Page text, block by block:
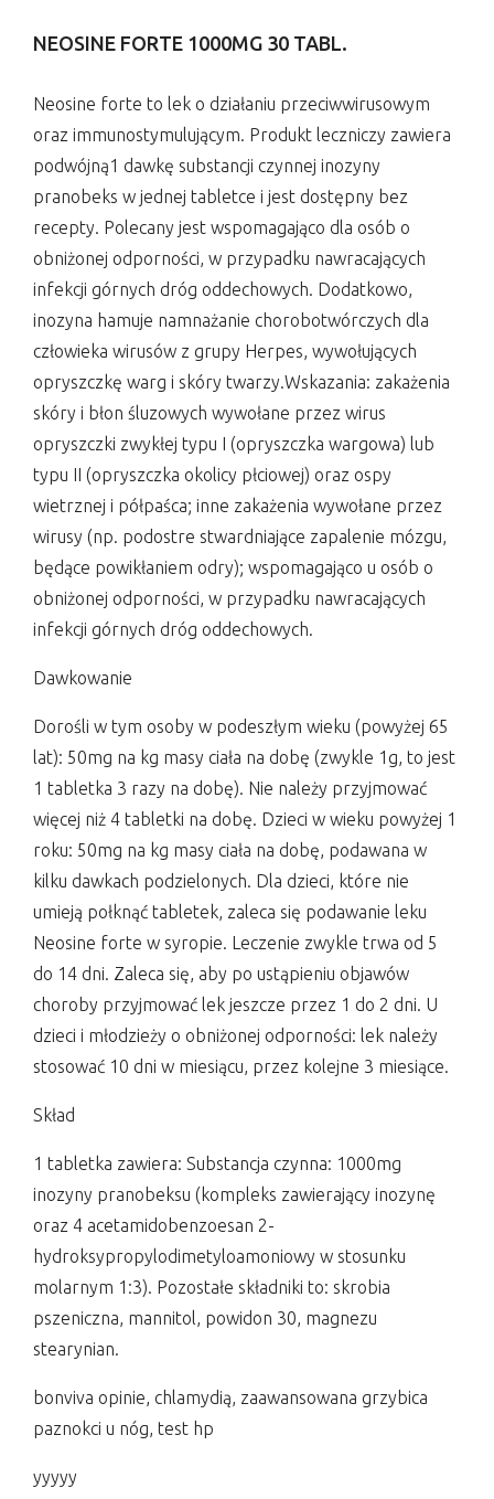
NEOSINE FORTE 1000MG 30 TABL.
Neosine forte to lek o działaniu przeciwwirusowym
oraz immunostymulującym. Produkt leczniczy zawiera
podwójną1 dawkę substancji czynnej inozyny
pranobeks w jednej tabletce i jest dostępny bez
recepty. Polecany jest wspomagająco dla osób o
obniżonej odporności, w przypadku nawracających
infekcji górnych dróg oddechowych. Dodatkowo,
inozyna hamuje namnażanie chorobotwórczych dla
człowieka wirusów z grupy Herpes, wywołujących
opryszczkę warg i skóry twarzy.Wskazania: zakażenia
skóry i błon śluzowych wywołane przez wirus
opryszczki zwykłej typu I (opryszczka wargowa) lub
typu II (opryszczka okolicy płciowej) oraz ospy
wietrznej i półpaśca; inne zakażenia wywołane przez
wirusy (np. podostre stwardniające zapalenie mózgu,
będące powikłaniem odry); wspomagająco u osób o
obniżonej odporności, w przypadku nawracających
infekcji górnych dróg oddechowych.
Dawkowanie
Dorośli w tym osoby w podeszłym wieku (powyżej 65
lat): 50mg na kg masy ciała na dobę (zwykle 1g, to jest
1 tabletka 3 razy na dobę). Nie należy przyjmować
więcej niż 4 tabletki na dobę. Dzieci w wieku powyżej 1
roku: 50mg na kg masy ciała na dobę, podawana w
kilku dawkach podzielonych. Dla dzieci, które nie
umieją połknąć tabletek, zaleca się podawanie leku
Neosine forte w syropie. Leczenie zwykle trwa od 5
do 14 dni. Zaleca się, aby po ustąpieniu objawów
choroby przyjmować lek jeszcze przez 1 do 2 dni. U
dzieci i młodzieży o obniżonej odporności: lek należy
stosować 10 dni w miesiącu, przez kolejne 3 miesiące.
Skład
1 tabletka zawiera: Substancja czynna: 1000mg
inozyny pranobeksu (kompleks zawierający inozynę
oraz 4 acetamidobenzoesan 2-
hydroksypropylodimetyloamoniowy w stosunku
molarnym 1:3). Pozostałe składniki to: skrobia
pszeniczna, mannitol, powidon 30, magnezu
stearynian.
bonviva opinie, chlamydią, zaawansowana grzybica
paznokci u nóg, test hp
yyyyy